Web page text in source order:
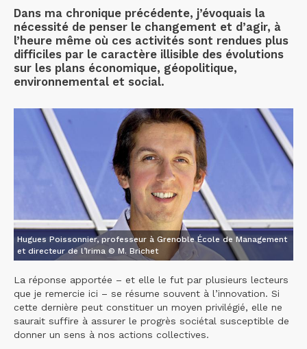
Dans ma chronique précédente, j’évoquais la
nécessité de penser le changement et d’agir, à
l’heure même où ces activités sont rendues plus
difficiles par le caractère illisible des évolutions
sur les plans économique, géopolitique,
environnemental et social.
Hugues Poissonnier, professeur à Grenoble École de Management
et directeur de l’Irima © M. Brichet
La réponse apportée – et elle le fut par plusieurs lecteurs
que je remercie ici – se résume souvent à l’innovation. Si
cette dernière peut constituer un moyen privilégié, elle ne
saurait suffire à assurer le progrès sociétal susceptible de
donner un sens à nos actions collectives.